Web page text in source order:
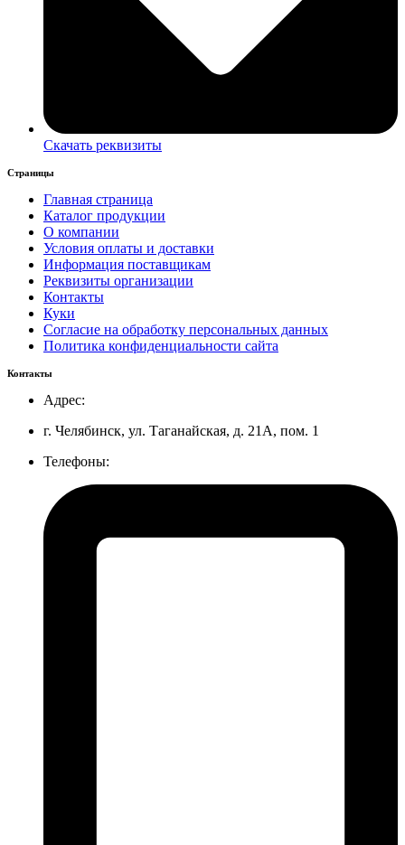
Скачать реквизиты
Страницы
Главная страница
Каталог продукции
О компании
Условия оплаты и доставки
Информация поставщикам
Реквизиты организации
Контакты
Куки
Согласие на обработку персональных данных
Политика конфиденциальности сайта
Контакты
Адрес:
г. Челябинск, ул. Таганайская, д. 21А, пом. 1
Телефоны: